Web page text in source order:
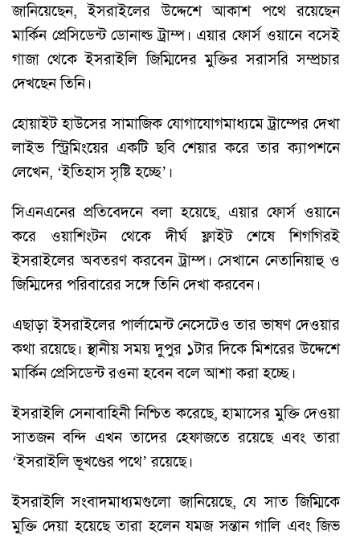
জানিয়েছেন, ইসরাইলের উদ্দেশে আকাশ পথে রয়েছেন
মার্কিন প্রেসিডেন্ট ডোনাল্ড ট্রাম্প। এয়ার ফোর্স ওয়ানে বসেই
গাজা থেকে ইসরাইলি জিম্মিদের মুক্তির সরাসরি সম্প্রচার
দেখছেন তিনি।
হোয়াইট হাউসের সামাজিক যোগাযোগমাধ্যমে ট্রাম্পের দেখা
লাইভ স্ট্রিমিংয়ের একটি ছবি শেয়ার করে তার ক্যাপশনে
লেখেন, ‘ইতিহাস সৃষ্টি হচ্ছে’।
সিএনএনের প্রতিবেদনে বলা হয়েছে, এয়ার ফোর্স ওয়ানে
করে ওয়াশিংটন থেকে দীর্ঘ ফ্লাইট শেষে শিগগিরই
ইসরাইলের অবতরণ করবেন ট্রাম্প। সেখানে নেতানিয়াহু ও
জিম্মিদের পরিবারের সঙ্গে তিনি দেখা করবেন।
এছাড়া ইসরাইলের পার্লামেন্ট নেসেটেও তার ভাষণ দেওয়ার
কথা রয়েছে। স্থানীয় সময় দুপুর ১টার দিকে মিশরের উদ্দেশে
মার্কিন প্রেসিডেন্ট রওনা হবেন বলে আশা করা হচ্ছে।
ইসরাইলি সেনাবাহিনী নিশ্চিত করেছে, হামাসের মুক্তি দেওয়া
সাতজন বন্দি এখন তাদের হেফাজতে রয়েছে এবং তারা
‘ইসরাইলি ভূখণ্ডের পথে’ রয়েছে।
ইসরাইলি সংবাদমাধ্যমগুলো জানিয়েছে, যে সাত জিম্মিকে
মুক্তি দেয়া হয়েছে তারা হলেন যমজ সন্তান গালি এবং জিভ